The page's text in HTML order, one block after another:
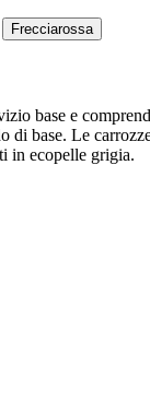
Frecciarossa
base e
di base. Le
in ecopelle grigia.